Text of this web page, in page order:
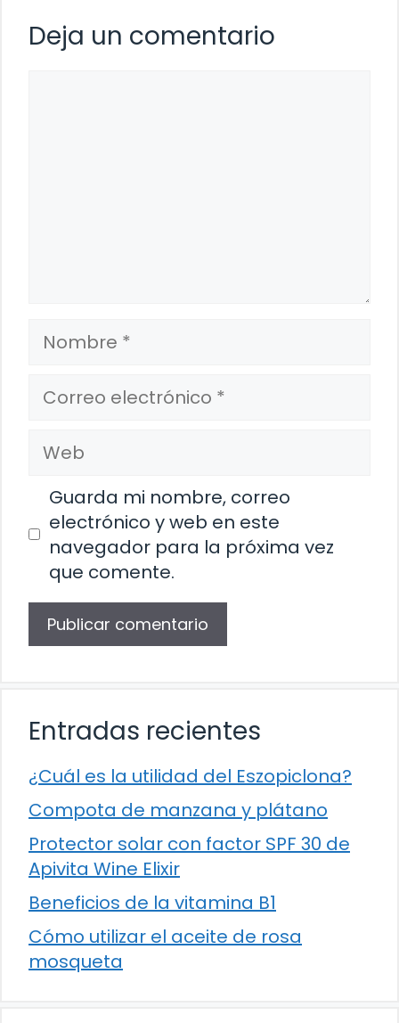
Deja un comentario
Nombre
Correo
electrónico
Web
Guarda mi nombre, correo
electrónico y web en este
navegador para la próxima vez
que comente.
Entradas recientes
¿Cuál es la utilidad del Eszopiclona?
Compota de manzana y plátano
Protector solar con factor SPF 30 de
Apivita Wine Elixir
Beneficios de la vitamina B1
Cómo utilizar el aceite de rosa
mosqueta